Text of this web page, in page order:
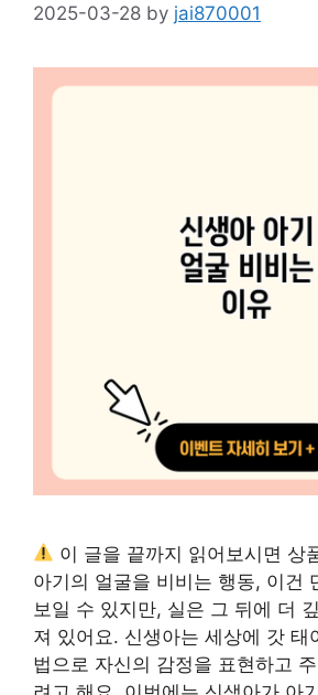
2025-03-28 by jai870001
이 글을 끝까지 읽어보시면 상
아기의 얼굴을 비비는 행동, 이건
보일 수 있지만, 실은 그 뒤에 더
져 있어요. 신생아는 세상에 갓 태
법으로 자신의 감정을 표현하고